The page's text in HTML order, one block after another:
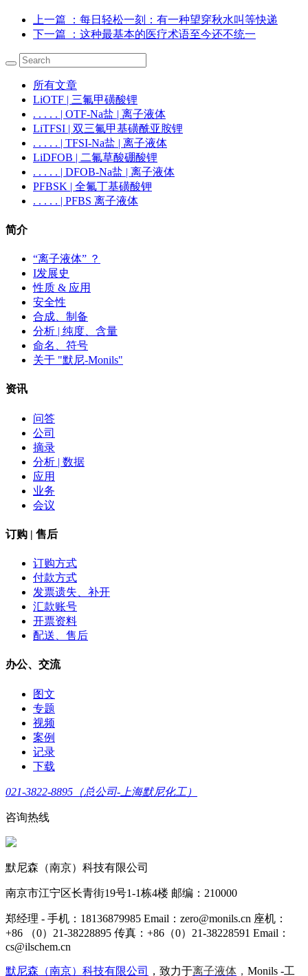
上一篇
：每日轻松一刻：有一种望穿秋水叫等快递
下一篇
：这种最基本的医疗术语至今还不统一
所有文章
LiOTF | 三氟甲磺酸锂
. . . . . | OTF-Na盐 | 离子液体
LiTFSI | 双三氟甲基磺酰亚胺锂
. . . . . | TFSI-Na盐 | 离子液体
LiDFOB | 二氟草酸硼酸锂
. . . . . | DFOB-Na盐 | 离子液体
PFBSK | 全氟丁基磺酸钾
. . . . . | PFBS 离子液体
简介
“离子液体” ？
I发展史
性质 & 应用
安全性
合成、制备
分析 | 纯度、含量
命名、符号
关于 "默尼-Monils"
资讯
问答
公司
摘录
分析 | 数据
应用
业务
会议
订购 | 售后
订购方式
付款方式
发票遗失、补开
汇款账号
开票资料
配送、售后
办公、交流
图文
专题
视频
案例
记录
下载
021-3822-8895（总公司-上海默尼化工）
咨询热线
默尼森（南京）科技有限公司
南京市江宁区长青街19号1-1栋4楼 邮编：210000
郑经理 - 手机：18136879985 Email：zero@monils.cn 座机：
+86 （0）21-38228895 传真：+86（0）21-38228591 Email：
cs@ilschem.cn
默尼森（南京）科技有限公司 ，致力于离子液体 ， Monils -工